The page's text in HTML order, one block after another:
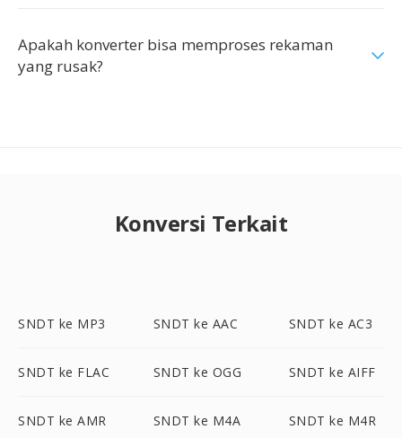
Apakah konverter bisa memproses rekaman
yang rusak?
Konversi Terkait
SNDT ke MP3 SNDT ke AAC SNDT ke AC3
SNDT ke FLAC SNDT ke OGG SNDT ke AIFF
SNDT ke AMR SNDT ke M4A SNDT ke M4R